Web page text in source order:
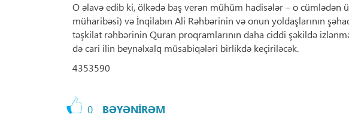
O əlavə edib ki, ölkədə baş verən mühüm hadisələr – o cümlədən
müharibəsi) və İnqilabın Ali Rəhbərinin və onun yoldaşlarının
təşkilat rəhbərinin Quran proqramlarının daha ciddi şəkildə
də cari ilin beynəlxalq müsabiqələri birlikdə keçiriləcək.
4353590
0 BƏYƏNİRƏM